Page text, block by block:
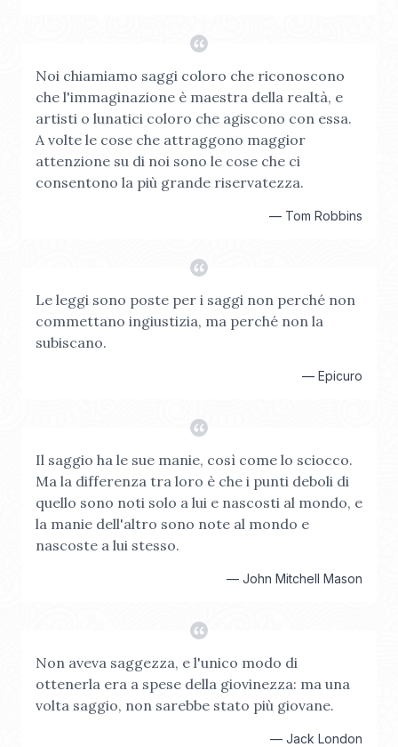
Noi chiamiamo saggi coloro che riconoscono
che l'immaginazione è maestra della realtà, e
artisti o lunatici coloro che agiscono con essa.
A volte le cose che attraggono maggior
attenzione su di noi sono le cose che ci
consentono la più grande riservatezza.
— Tom Robbins
Le leggi sono poste per i saggi non perché non
commettano ingiustizia, ma perché non la
subiscano.
— Epicuro
Il saggio ha le sue manie, così come lo sciocco.
Ma la differenza tra loro è che i punti deboli di
quello sono noti solo a lui e nascosti al mondo, e
la manie dell'altro sono note al mondo e
nascoste a lui stesso.
— John Mitchell Mason
Non aveva saggezza, e l'unico modo di
ottenerla era a spese della giovinezza: ma una
volta saggio, non sarebbe stato più giovane.
— Jack London